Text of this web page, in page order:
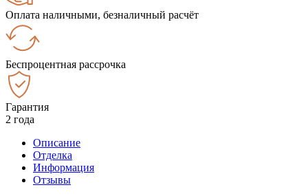
Оплата наличными, безналичный расчёт
Беспроцентная рассрочка
Гарантия
2 года
Описание
Отделка
Информация
Отзывы